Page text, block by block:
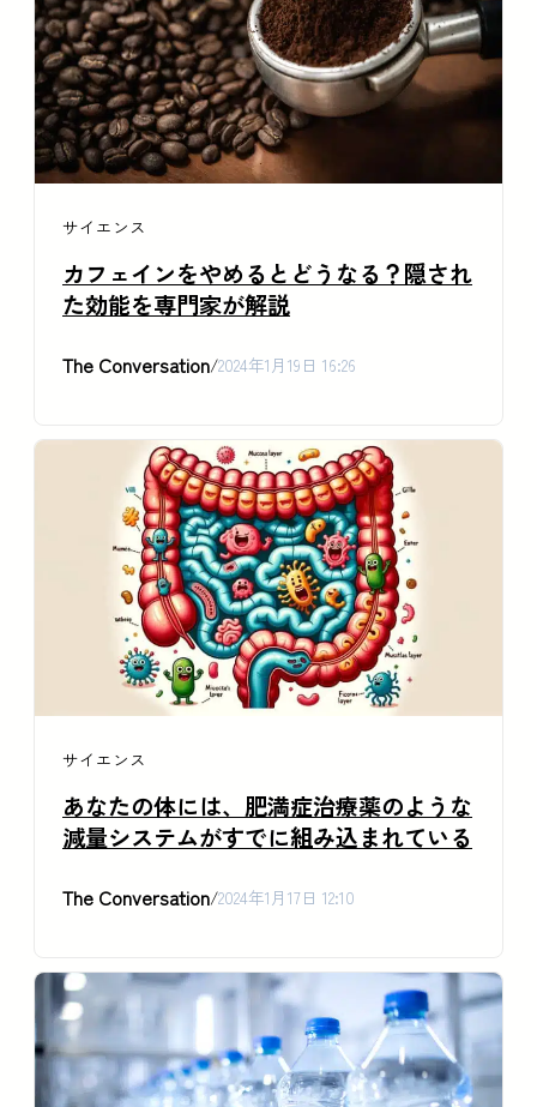
サイエンス
カフェインをやめるとどうなる？隠され
た効能を専門家が解説
The Conversation/2024年1月19日 16:26
サイエンス
あなたの体には、肥満症治療薬のような
減量システムがすでに組み込まれている
The Conversation/2024年1月17日 12:10